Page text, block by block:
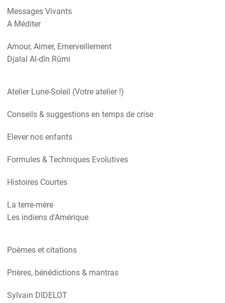
Messages Vivants
A Méditer
Amour, Aimer, Emerveillement
Djalal Al-dîn Rûmi
Atelier Lune-Soleil (Votre atelier !)
Conseils & suggestions en temps de crise
Elever nos enfants
Formules & Techniques Evolutives
Histoires Courtes
La terre-mère
Les indiens d'Amérique
Poèmes et citations
Prières, bénédictions & mantras
Sylvain DIDELOT